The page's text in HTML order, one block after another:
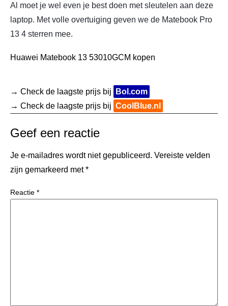
Al moet je wel even je best doen met sleutelen aan deze
laptop. Met volle overtuiging geven we de Matebook Pro
13 4 sterren mee.
Huawei Matebook 13 53010GCM kopen
→ Check de laagste prijs bij
Bol.com
→ Check de laagste prijs bij CoolBlue.nl
Geef een reactie
Je e-mailadres wordt niet gepubliceerd. Vereiste velden
zijn gemarkeerd met*
Reactie *